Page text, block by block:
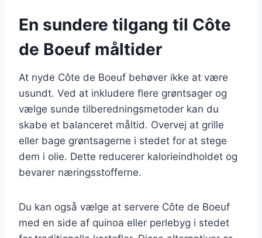
En sundere tilgang til Côte
de Boeuf måltider
At nyde Côte de Boeuf behøver ikke at være
usundt. Ved at inkludere flere grøntsager og
vælge sunde tilberedningsmetoder kan du
skabe et balanceret måltid. Overvej at grille
eller bage grøntsagerne i stedet for at stege
dem i olie. Dette reducerer kalorieindholdet og
bevarer næringsstofferne.
Du kan også vælge at servere Côte de Boeuf
med en side af quinoa eller perlebyg i stedet